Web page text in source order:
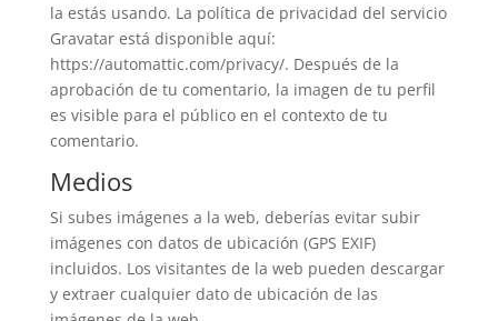
la estás usando. La política de privacidad del servicio
Gravatar está disponible aquí:
https://automattic.com/privacy/. Después de la
aprobación de tu comentario, la imagen de tu perfil
es visible para el público en el contexto de tu
comentario.
Medios
Si subes imágenes a la web, deberías evitar subir
imágenes con datos de ubicación (GPS EXIF)
incluidos. Los visitantes de la web pueden descargar
y extraer cualquier dato de ubicación de las